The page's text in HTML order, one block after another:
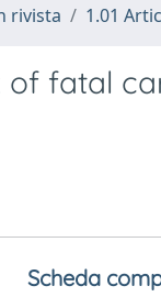
rivista 1.01
fatal
Scheda